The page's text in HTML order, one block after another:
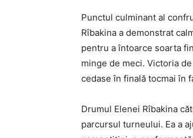
Punctul culminant al
Rîbakina a demonstrat
pentru a întoarce soarta
minge de meci. Victoria
cedase în finală tocmai în
Drumul Elenei Rîbakina
parcursul turneului. Ea a